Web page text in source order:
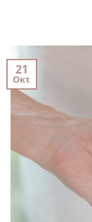
21
Οκτ